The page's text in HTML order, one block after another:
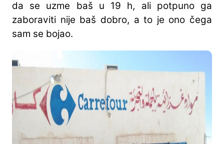
da se uzme baš u 19 h, ali potpuno ga
zaboraviti nije baš dobro, a to je ono čega
sam se bojao.